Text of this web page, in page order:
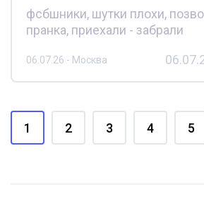
фсбшники, шутки плохи,
пранка, приехали - забрали
06.07.26 - Москва
1 2 3 4 5